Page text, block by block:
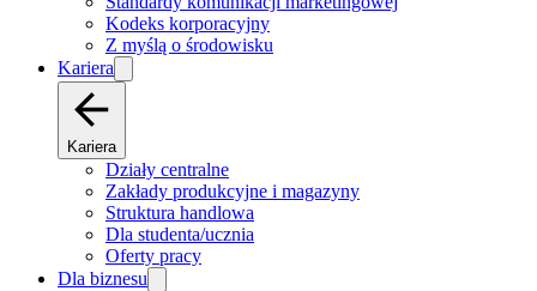
Kodeks korporacyjny
Z myślą o środowisku
Kariera
Kariera
Działy centralne
Zakłady produkcyjne i magazyny
Struktura handlowa
Dla studenta/ucznia
Oferty pracy
Dla biznesu